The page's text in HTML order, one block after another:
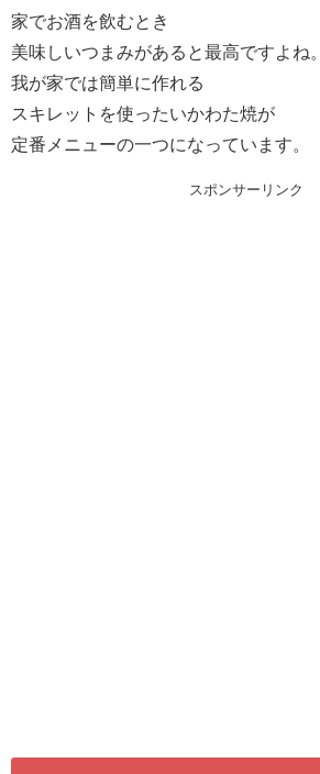
家でお酒を飲むとき
美味しいつまみがあると最高ですよね。
我が家では簡単に作れる
スキレットを使ったいかわた焼が
定番メニューの一つになっています。
スポンサーリンク